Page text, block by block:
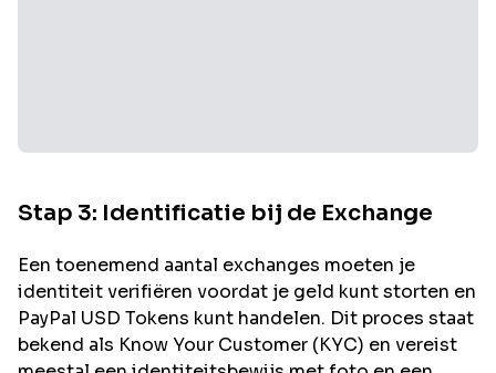
Stap 3: Identificatie bij de Exchange
Een toenemend aantal exchanges moeten je
identiteit verifiëren voordat je geld kunt storten en
PayPal USD Tokens kunt handelen. Dit proces staat
bekend als Know Your Customer (KYC) en vereist